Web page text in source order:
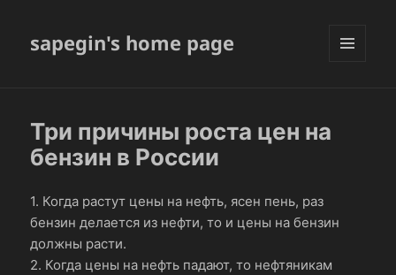
sapegin's home page
Три причины роста цен на
бензин в России
1. Когда растут цены на нефть, ясен пень, раз
бензин делается из нефти, то и цены на бензин
должны расти.
2. Когда цены на нефть падают, то нефтяникам